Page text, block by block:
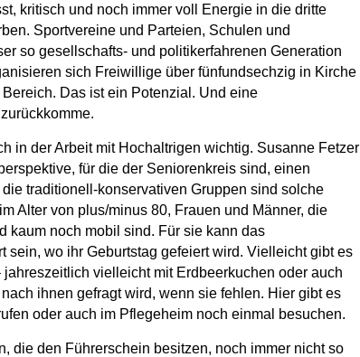
kritisch und noch immer voll Energie in die dritte
Sportvereine und Parteien, Schulen und
so gesellschafts- und politikerfahrenen Generation
sich Freiwillige über fünfundsechzig in Kirche
Das ist ein Potenzial. Und eine
in der Arbeit mit Hochaltrigen wichtig. Susanne Fetzer
für die der Seniorenkreis sind, einen
traditionell-konservativen Gruppen sind solche
Alter von plus/minus 80, Frauen und Männer, die
kaum noch mobil sind. Für sie kann das
wo ihr Geburtstag gefeiert wird. Vielleicht gibt es
vielleicht mit Erdbeerkuchen oder auch
ihnen gefragt wird, wenn sie fehlen. Hier gibt es
oder auch im Pflegeheim noch einmal besuchen.
die den Führerschein besitzen, noch immer nicht so